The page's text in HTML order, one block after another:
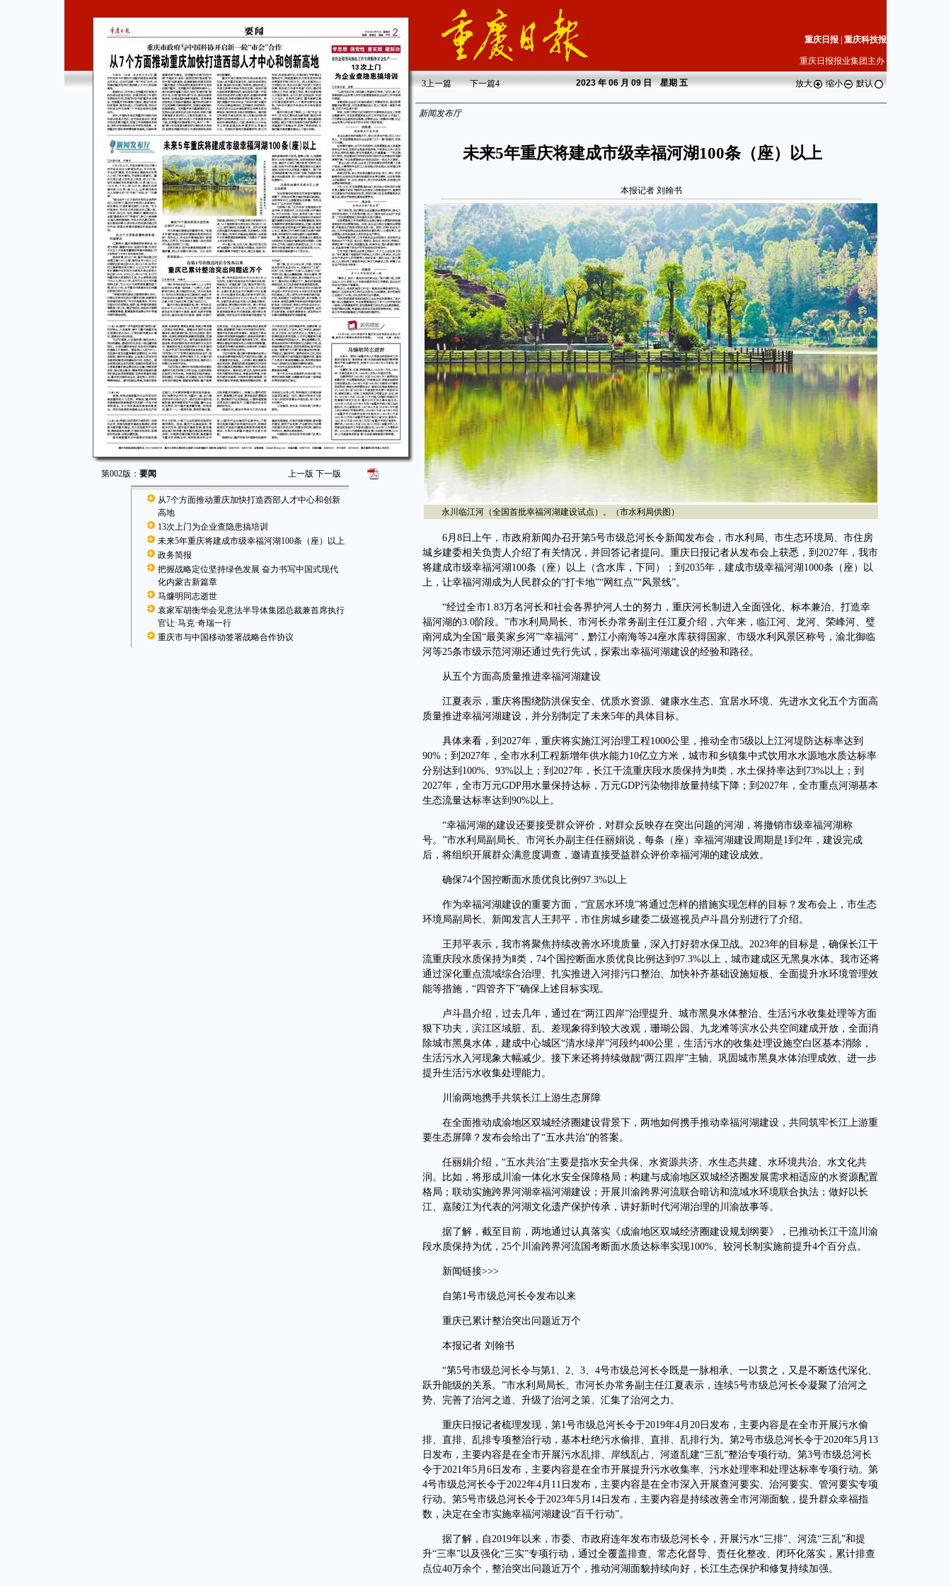
第002版： 要闻 上一版 下一版
从7个方面推动重庆加快打造西部人才中心和创新
高地
13次上门为企业查隐患搞培训
未来5年重庆将建成市级幸福河湖100条（座）以上
政务简报
把握战略定位坚持绿色发展 奋力书写中国式现代
化内蒙古新篇章
马燫明同志逝世
袁家军胡衡华会见意法半导体集团总裁兼首席执行
官让·马克·奇瑞一行
重庆市与中国移动签署战略合作协议
重庆日报 重庆科技报
重庆日报报业集团主办
3上一篇 下一篇4 2023年 06 月 09 日 星期五 放大 缩小 默认
新闻发布厅
未来5年重庆将建成市级幸福河湖100条（座）以上
本报记者 刘翰书
永川临江河（全国首批幸福河湖建设试点）。（市水利局供图）
6月8日上午，市政府新闻办召开第5号市级总河长令新闻发布会，市水利局、市生态环境局、市住房
城乡建委相关负责人介绍了有关情况，并回答记者提问。重庆日报记者从发布会上获悉，到2027年，我市
将建成市级幸福河湖100条（座）以上（含水库，下同）；到2035年，建成市级幸福河湖1000条（座）以
上，让幸福河湖成为人民群众的“打卡地”“网红点”“风景线”。
“经过全市1.83万名河长和社会各界护河人士的努力，重庆河长制进入全面强化、标本兼治、打造幸
福河湖的3.0阶段。”市水利局局长、市河长办常务副主任江夏介绍，六年来，临江河、龙河、荣峰河、璧
南河成为全国“最美家乡河”“幸福河”，黔江小南海等24座水库获得国家、市级水利风景区称号，渝北御临
河等25条市级示范河湖还通过先行先试，探索出幸福河湖建设的经验和路径。
从五个方面高质量推进幸福河湖建设
江夏表示，重庆将围绕防洪保安全、优质水资源、健康水生态、宜居水环境、先进水文化五个方面高
质量推进幸福河湖建设，并分别制定了未来5年的具体目标。
具体来看，到2027年，重庆将实施江河治理工程1000公里，推动全市5级以上江河堤防达标率达到
90%；到2027年，全市水利工程新增年供水能力10亿立方米，城市和乡镇集中式饮用水水源地水质达标率
分别达到100%、93%以上；到2027年，长江干流重庆段水质保持为Ⅱ类，水土保持率达到73%以上；到
2027年，全市万元GDP用水量保持达标，万元GDP污染物排放量持续下降；到2027年，全市重点河湖基本
生态流量达标率达到90%以上。
“幸福河湖的建设还要接受群众评价，对群众反映存在突出问题的河湖，将撤销市级幸福河湖称
号。”市水利局副局长、市河长办副主任任丽娟说，每条（座）幸福河湖建设周期是1到2年，建设完成
后，将组织开展群众满意度调查，邀请直接受益群众评价幸福河湖的建设成效。
确保74个国控断面水质优良比例97.3%以上
作为幸福河湖建设的重要方面，“宜居水环境”将通过怎样的措施实现怎样的目标？发布会上，市生态
环境局副局长、新闻发言人王邦平，市住房城乡建委二级巡视员卢斗昌分别进行了介绍。
王邦平表示，我市将聚焦持续改善水环境质量，深入打好碧水保卫战。2023年的目标是，确保长江干
流重庆段水质保持为Ⅱ类，74个国控断面水质优良比例达到97.3%以上，城市建成区无黑臭水体。我市还将
通过深化重点流域综合治理、扎实推进入河排污口整治、加快补齐基础设施短板、全面提升水环境管理效
能等措施，“四管齐下”确保上述目标实现。
卢斗昌介绍，过去几年，通过在“两江四岸”治理提升、城市黑臭水体整治、生活污水收集处理等方面
狠下功夫，滨江区域脏、乱、差现象得到较大改观，珊瑚公园、九龙滩等滨水公共空间建成开放，全面消
除城市黑臭水体，建成中心城区“清水绿岸”河段约400公里，生活污水的收集处理设施空白区基本消除，
生活污水入河现象大幅减少。接下来还将持续做靓“两江四岸”主轴、巩固城市黑臭水体治理成效、进一步
提升生活污水收集处理能力。
川渝两地携手共筑长江上游生态屏障
在全面推动成渝地区双城经济圈建设背景下，两地如何携手推动幸福河湖建设，共同筑牢长江上游重
要生态屏障？发布会给出了“五水共治”的答案。
任丽娟介绍，“五水共治”主要是指水安全共保、水资源共济、水生态共建、水环境共治、水文化共
润。比如，将形成川渝一体化水安全保障格局；构建与成渝地区双城经济圈发展需求相适应的水资源配置
格局；联动实施跨界河湖幸福河湖建设；开展川渝跨界河流联合暗访和流域水环境联合执法；做好以长
江、嘉陵江为代表的河湖文化遗产保护传承，讲好新时代河湖治理的川渝故事等。
据了解，截至目前，两地通过认真落实《成渝地区双城经济圈建设规划纲要》，已推动长江干流川渝
段水质保持为优，25个川渝跨界河流国考断面水质达标率实现100%、较河长制实施前提升4个百分点。
新闻链接>>>
自第1号市级总河长令发布以来
重庆已累计整治突出问题近万个
本报记者 刘翰书
“第5号市级总河长令与第1、2、3、4号市级总河长令既是一脉相承、一以贯之，又是不断迭代深化、
跃升能级的关系。”市水利局局长、市河长办常务副主任江夏表示，连续5号市级总河长令凝聚了治河之
势、完善了治河之道、升级了治河之策、汇集了治河之力。
重庆日报记者梳理发现，第1号市级总河长令于2019年4月20日发布，主要内容是在全市开展污水偷
排、直排、乱排专项整治行动，基本杜绝污水偷排、直排、乱排行为。第2号市级总河长令于2020年5月13
日发布，主要内容是在全市开展污水乱排、岸线乱占、河道乱建“三乱”整治专项行动。第3号市级总河长
令于2021年5月6日发布，主要内容是在全市开展提升污水收集率、污水处理率和处理达标率专项行动。第
4号市级总河长令于2022年4月11日发布，主要内容是在全市深入开展查河要实、治河要实、管河要实专项
行动。第5号市级总河长令于2023年5月14日发布，主要内容是持续改善全市河湖面貌，提升群众幸福指
数，决定在全市实施幸福河湖建设“百千行动”。
据了解，自2019年以来，市委、市政府连年发布市级总河长令，开展污水“三排”、河流“三乱”和提
升“三率”以及强化“三实”专项行动，通过全覆盖排查、常态化督导、责任化整改、闭环化落实，累计排查
点位40万余个，整治突出问题近万个，推动河湖面貌持续向好，长江生态保护和修复持续加强。